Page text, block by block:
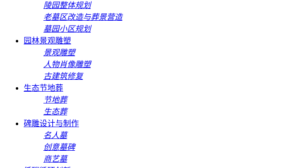
陵园整体规划
老墓区改造与葬景营造
墓园小区规划
园林景观雕塑
景观雕塑
人物肖像雕塑
古建筑修复
生态节地葬
节地葬
生态葬
碑雕设计与制作
名人墓
创意墓碑
商艺墓